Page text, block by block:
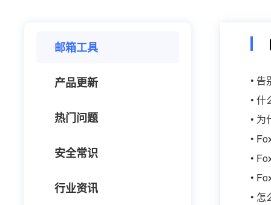
邮箱工具
产品更新
热门问题
安全常识
行业资讯
•
•
•
•
•
•
•